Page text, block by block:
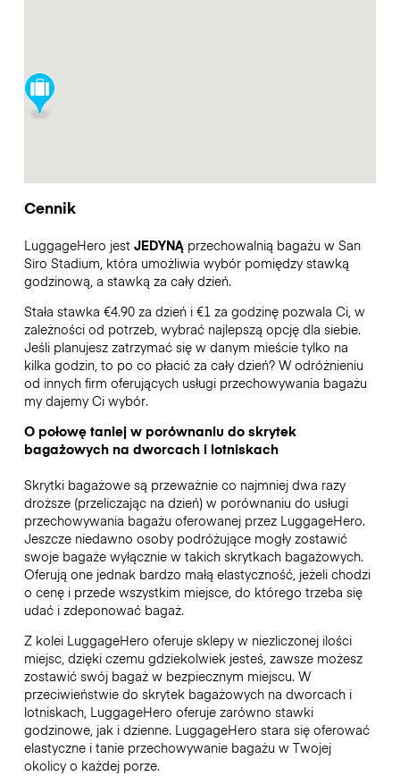
Cennik
LuggageHero jest JEDYNĄprzechowalnią bagażu w San
Siro Stadium, która umożliwia wybór pomiędzy stawką
godzinową, a stawką za cały dzień.
Stała stawka €4.90 za dzień i €1 za godzinę pozwala Ci, w
zależności od potrzeb, wybrać najlepszą opcję dla siebie.
Jeśli planujesz zatrzymać się w danym mieście tylko na
kilka godzin, to po co płacić za cały dzień? W odróżnieniu
od innych firm oferujących usługi przechowywania bagażu
my dajemy Ci wybór.
O połowę taniej w porównaniu do skrytek
bagażowych na dworcach i lotniskach
Skrytki bagażowe są przeważnie co najmniej dwa razy
droższe (przeliczając na dzień) w porównaniu do usługi
przechowywania bagażu oferowanej przez LuggageHero.
Jeszcze niedawno osoby podróżujące mogły zostawić
swoje bagaże wyłącznie w takich skrytkach bagażowych.
Oferują one jednak bardzo małą elastyczność, jeżeli chodzi
o cenę i przede wszystkim miejsce, do którego trzeba się
udać i zdeponować bagaż.
Z kolei LuggageHero oferuje sklepy w niezliczonej ilości
miejsc, dzięki czemu gdziekolwiek jesteś, zawsze możesz
zostawić swój bagaż w bezpiecznym miejscu. W
przeciwieństwie do skrytek bagażowych na dworcach i
lotniskach, LuggageHero oferuje zarówno stawki
godzinowe, jak i dzienne. LuggageHero stara się oferować
elastyczne i tanie przechowywanie bagażu w Twojej
okolicy o każdej porze.